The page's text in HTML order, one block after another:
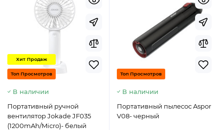
Хит Продаж
Топ Просмотров
В наличии
Портативный ручной
вентилятор Jokade JF035
(1200mAh/Micro)- белый
Топ Просмотров
В наличии
Портативный пылесос Aspor
V08- черный